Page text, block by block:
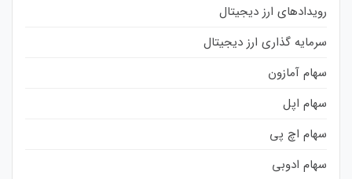
رویدادهای ارز دیجیتال
سرمایه گذاری ارز دیجیتال
سهام آمازون
سهام اپل
سهام اچ پی
سهام ادوبی